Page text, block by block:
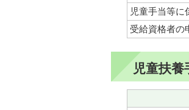
児童手当等に
受給資格者の
児童扶養